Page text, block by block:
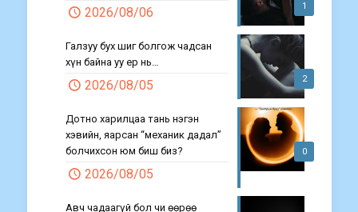
1
2026/08/06
2
Галзуу бух шиг болгож чадсан
хүн байна уу ер нь…
2026/08/05
0
Дотно харилцаа тань нэгэн
хэвийн, яарсан “механик дадал”
болчихсон юм биш биз?
2026/08/05
Авч чадаагүй бол чи өөрөө